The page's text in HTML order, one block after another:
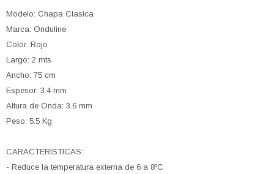
Modelo: Chapa Clasica
Marca: Onduline
Color: Rojo
Largo: 2 mts
Ancho: 75 cm
Espesor: 3.4 mm
Altura de Onda: 3.6 mm
Peso: 5.5 Kg
CARACTERISTICAS:
- Reduce la temperatura externa de 6 a 8ºC